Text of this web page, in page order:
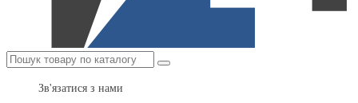
Зв'язатися з нами